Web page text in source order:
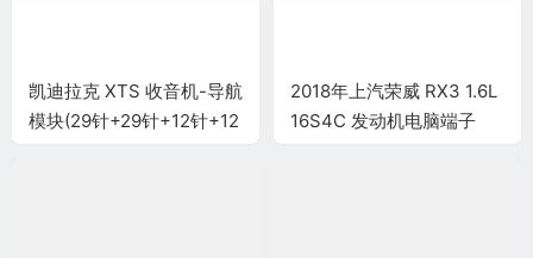
凯迪拉克 XTS 收音机-导航
模块(29针+29针+12针+12
2018年上汽荣威 RX3 1.6L
16S4C 发动机电脑端子